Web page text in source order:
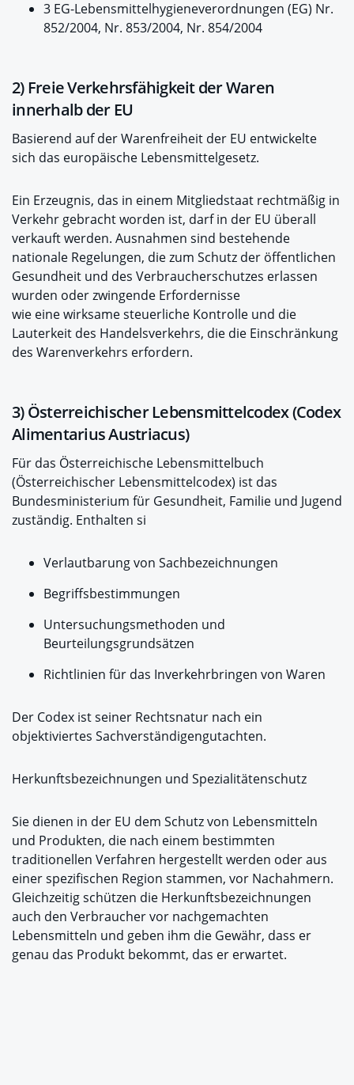
3 EG-Lebensmittelhygieneverordnungen (EG) Nr.
852/2004, Nr. 853/2004, Nr. 854/2004
2) Freie Verkehrsfähigkeit der Waren
innerhalb der EU
Basierend auf der Warenfreiheit der EU entwickelte
sich das europäische Lebensmittelgesetz.
Ein Erzeugnis, das in einem Mitgliedstaat rechtmäßig in
Verkehr gebracht worden ist, darf in der EU überall
verkauft werden. Ausnahmen sind bestehende
nationale Regelungen, die zum Schutz der öffentlichen
Gesundheit und des Verbraucherschutzes erlassen
wurden oder zwingende Erfordernisse
wie eine wirksame steuerliche Kontrolle und die
Lauterkeit des Handelsverkehrs, die die Einschränkung
des Warenverkehrs erfordern.
3) Österreichischer Lebensmittelcodex (Codex
Alimentarius Austriacus)
Für das Österreichische Lebensmittelbuch
(Österreichischer Lebensmittelcodex) ist das
Bundesministerium für Gesundheit, Familie und Jugend
zuständig. Enthalten si
Verlautbarung von Sachbezeichnungen
Begriffsbestimmungen
Untersuchungsmethoden und
Beurteilungsgrundsätzen
Richtlinien für das Inverkehrbringen von Waren
Der Codex ist seiner Rechtsnatur nach ein
objektiviertes Sachverständigengutachten.
Herkunftsbezeichnungen und Spezialitätenschutz
Sie dienen in der EU dem Schutz von Lebensmitteln
und Produkten, die nach einem bestimmten
traditionellen Verfahren hergestellt werden oder aus
einer spezifischen Region stammen, vor Nachahmern.
Gleichzeitig schützen die Herkunftsbezeichnungen
auch den Verbraucher vor nachgemachten
Lebensmitteln und geben ihm die Gewähr, dass er
genau das Produkt bekommt, das er erwartet.